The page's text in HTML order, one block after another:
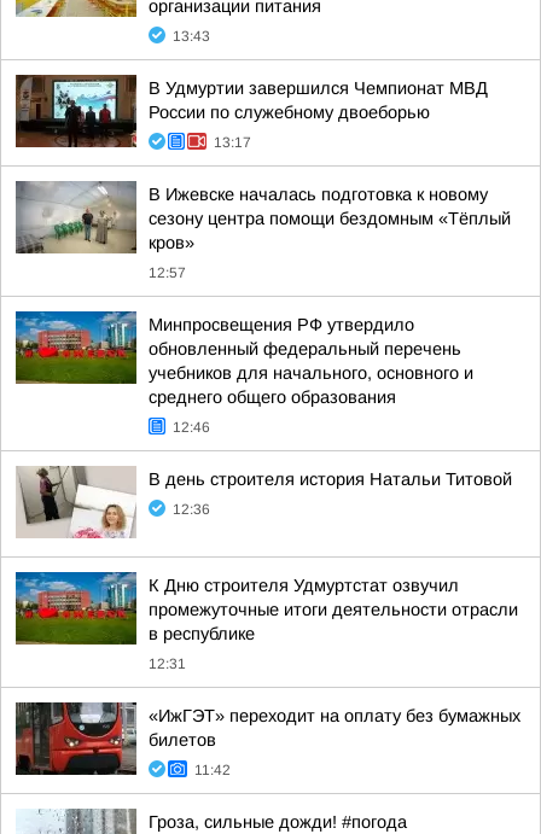
организации питания
13:43
В Удмуртии завершился Чемпионат МВД
России по служебному двоеборью
13:17
В Ижевске началась подготовка к новому
сезону центра помощи бездомным «Тёплый
кров»
12:57
Минпросвещения РФ утвердило
обновленный федеральный перечень
учебников для начального, основного и
среднего общего образования
12:46
В день строителя история Натальи Титовой
12:36
К Дню строителя Удмуртстат озвучил
промежуточные итоги деятельности отрасли
в республике
12:31
«ИжГЭТ» переходит на оплату без бумажных
билетов
11:42
Гроза, сильные дожди! #погода